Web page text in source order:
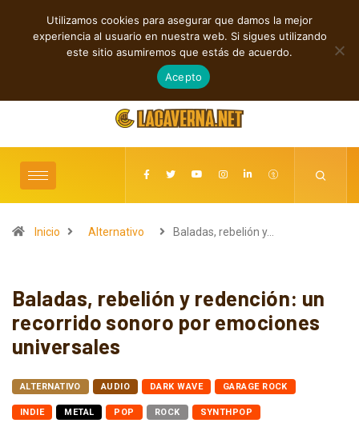
TENDENCIAS
Shaven Primates: Un estallido de Hard Rock contra el control digital
agosto 8, 2026
Inicio Alternativo Baladas, rebelión y…
Baladas, rebelión y redención: un
recorrido sonoro por emociones
universales
ALTERNATIVO AUDIO DARK WAVE GARAGE ROCK
INDIE METAL POP ROCK SYNTHPOP
Utilizamos cookies para asegurar que damos la mejor
experiencia al usuario en nuestra web. Si sigues utilizando
este sitio asumiremos que estás de acuerdo.
Acepto